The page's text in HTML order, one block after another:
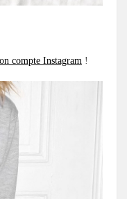
compte Instagram !